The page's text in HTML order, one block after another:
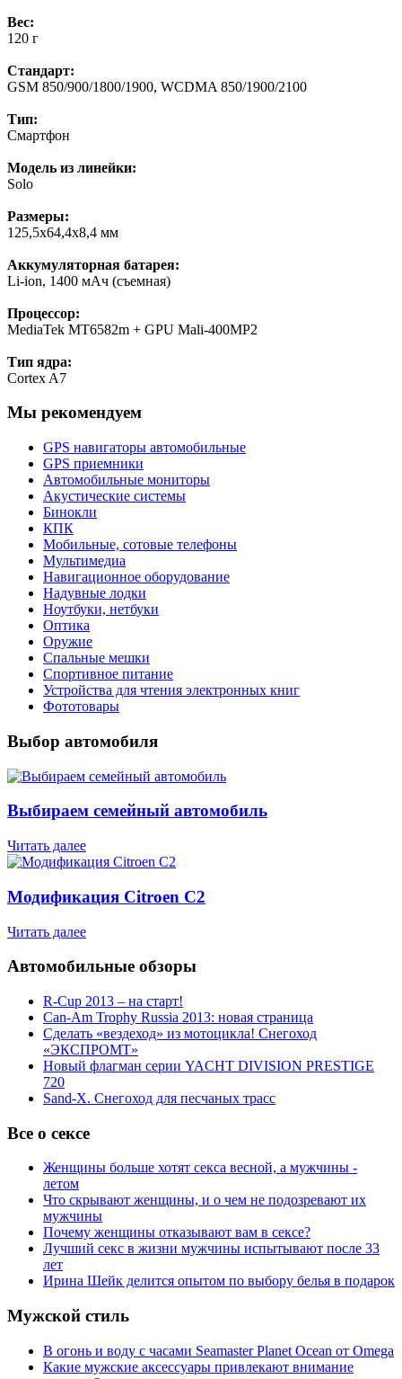
Вес:
120 г
Стандарт:
GSM 850/900/1800/1900, WCDMA 850/1900/2100
Тип:
Смартфoн
Модель из линейки:
Solo
Размеры:
125,5х64,4х8,4 мм
Аккумуляторная батарея:
Li-ion, 1400 мАч (съемная)
Процессор:
MediaTek MT6582m + GPU Mali-400MP2
Тип ядра:
Cortex A7
Мы рекомендуем
GPS навигаторы автомобильные
GPS приемники
Автомобильные мониторы
Акустические системы
Бинокли
КПК
Мобильные, сотовые телефоны
Мультимедиа
Навигационное оборудование
Надувные лодки
Ноутбуки, нетбуки
Оптика
Оружие
Спальные мешки
Спортивное питание
Устройства для чтения электронных книг
Фототовары
Выбор автомобиля
Выбираем семейный автомобиль
Читать далее
Модификация Citroen С2
Читать далее
Автомобильные обзоры
R-Cup 2013 – на старт!
Can-Am Trophy Russia 2013: новая страница
Сделать «вездеход» из мотоцикла! Снегоход
«ЭКСПРОМТ»
Новый флагман серии YACHT DIVISION PRESTIGE
720
Sand-X. Снегоход для песчаных трасс
Все о сексе
Женщины больше хотят секса весной, а мужчины -
летом
Что скрывают женщины, и о чем не подозревают их
мужчины
Почему женщины отказывают вам в сексе?
Лучший секс в жизни мужчины испытывают после 33
лет
Ирина Шейк делится опытом по выбору белья в подарок
Мужской стиль
В огонь и воду с часами Seamaster Planet Ocean от Omega
Какие мужские аксессуары привлекают внимание